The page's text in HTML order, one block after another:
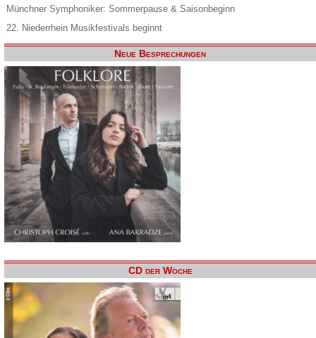
Münchner Symphoniker: Sommerpause & Saisonbeginn
22. Niederrhein Musikfestivals beginnt
Neue Besprechungen
CD der Woche